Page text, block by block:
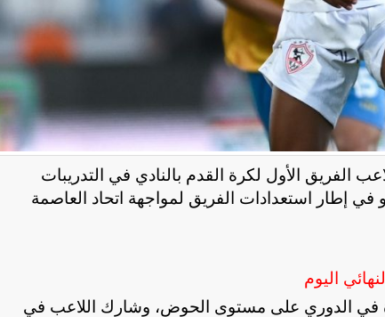
الفريق الأول لكرة القدم بالنادي في التدريبات
خلال المران الذي أقيم اليوم الجمعة، على ستاد 5 يوليو في إطار استعدادات الفريق لمواجهة اتحاد العاصمة
اليوم
في الدوري على مستوى الحوض، وشارك اللاعب في